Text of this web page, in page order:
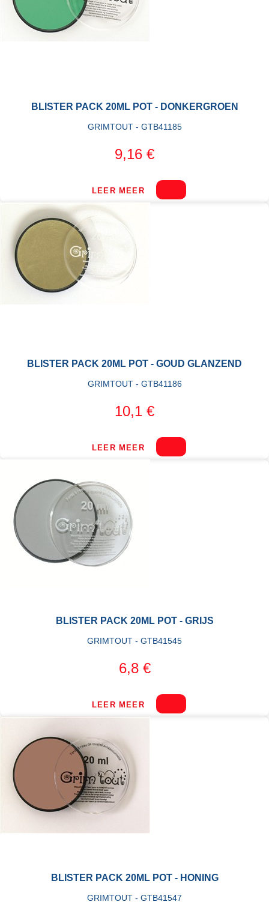
BLISTER PACK 20ML POT - DONKERGROEN
GRIMTOUT - GTB41185
9,16 €
LEER MEER
BLISTER PACK 20ML POT - GOUD GLANZEND
GRIMTOUT - GTB41186
10,1 €
LEER MEER
BLISTER PACK 20ML POT - GRIJS
GRIMTOUT - GTB41545
6,8 €
LEER MEER
BLISTER PACK 20ML POT - HONING
GRIMTOUT - GTB41547